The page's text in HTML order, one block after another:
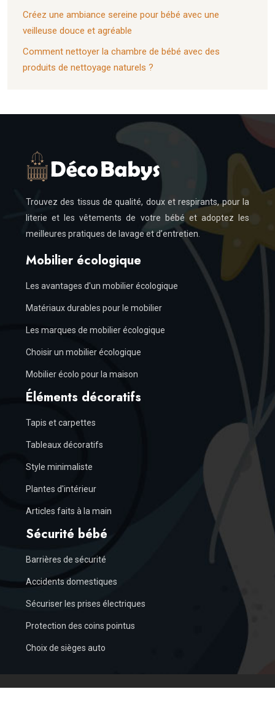
Créez une ambiance sereine pour bébé avec une
veilleuse douce et agréable
Comment nettoyer la chambre de bébé avec des
produits de nettoyage naturels ?
Trouvez des tissus de qualité, doux et respirants, pour la
literie et les vêtements de votre bébé et adoptez les
meilleures pratiques de lavage et d’entretien.
Mobilier écologique
Les avantages d'un mobilier écologique
Matériaux durables pour le mobilier
Les marques de mobilier écologique
Choisir un mobilier écologique
Mobilier écolo pour la maison
Éléments décoratifs
Tapis et carpettes
Tableaux décoratifs
Style minimaliste
Plantes d'intérieur
Articles faits à la main
Sécurité bébé
Barrières de sécurité
Accidents domestiques
Sécuriser les prises électriques
Protection des coins pointus
Choix de sièges auto